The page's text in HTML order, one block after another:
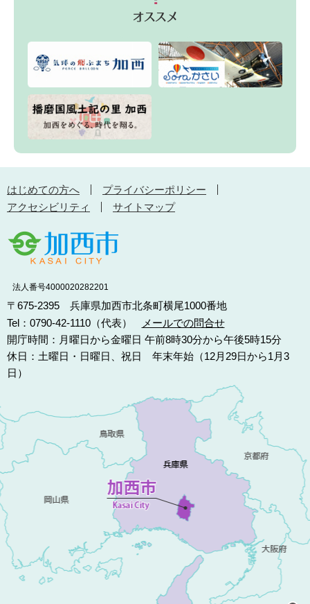
はじめての方へ
プライバシーポリシー
アクセシビリティ
サイトマップ
法人番号4000020282201
〒675-2395 兵庫県加西市北条町横尾1000番地
Tel：0790-42-1110（代表）
メールでの問合せ
開庁時間：月曜日から金曜日 午前8時30分から午後5時15分
休日：土曜日・日曜日、祝日 年末年始（12月29日から1月3
日）